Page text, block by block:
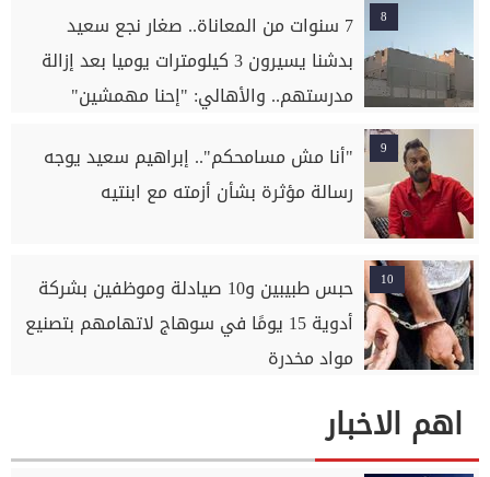
8
7 سنوات من المعاناة.. صغار نجع سعيد
بدشنا يسيرون 3 كيلومترات يوميا بعد إزالة
مدرستهم.. والأهالي: "إحنا مهمشين"
9
"أنا مش مسامحكم".. إبراهيم سعيد يوجه
رسالة مؤثرة بشأن أزمته مع ابنتيه
10
حبس طبيبين و10 صيادلة وموظفين بشركة
أدوية 15 يومًا في سوهاج لاتهامهم بتصنيع
مواد مخدرة
اهم الاخبار